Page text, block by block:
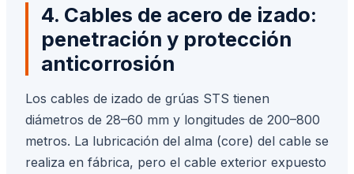
4. Cables de acero de izado:
penetración y protección
anticorrosión
Los cables de izado de grúas STS tienen
diámetros de 28–60 mm y longitudes de 200–800
metros. La lubricación del alma (core) del cable se
realiza en fábrica, pero el cable exterior expuesto